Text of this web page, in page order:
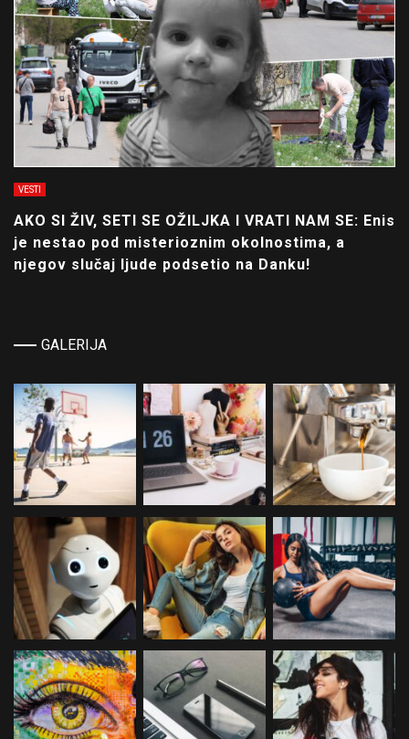
VESTI
AKO SI ŽIV, SETI SE OŽILJKA I VRATI NAM SE: Enis
je nestao pod misterioznim okolnostima, a
njegov slučaj ljude podsetio na Danku!
GALERIJA